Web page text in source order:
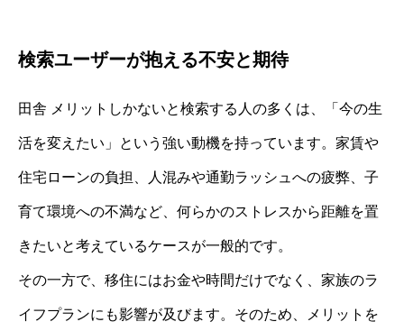
検索ユーザーが抱える不安と期待
田舎 メリットしかないと検索する人の多くは、「今の生
活を変えたい」という強い動機を持っています。家賃や
住宅ローンの負担、人混みや通勤ラッシュへの疲弊、子
育て環境への不満など、何らかのストレスから距離を置
きたいと考えているケースが一般的です。
その一方で、移住にはお金や時間だけでなく、家族のラ
イフプランにも影響が及びます。そのため、メリットを